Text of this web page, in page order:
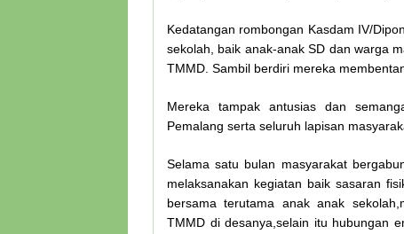
Kedatangan rombongan Kasdam IV/
sekolah, baik anak-anak SD dan warga
TMMD. Sambil berdiri mereka
Mereka tampak antusias dan
Pemalang serta seluruh lapisan
Selama satu bulan masyarakat
melaksanakan kegiatan baik sasaran
bersama terutama anak anak
TMMD di desanya,selain itu hubungan